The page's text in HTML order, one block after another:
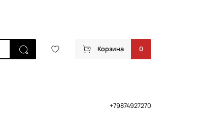
Корзина 0
+79874927270